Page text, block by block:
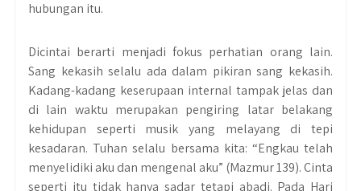
hubungan itu.
Dicintai berarti menjadi fokus perhatian orang lain.
Sang kekasih selalu ada dalam pikiran sang kekasih.
Kadang-kadang keserupaan internal tampak jelas dan
di lain waktu merupakan pengiring latar belakang
kehidupan seperti musik yang melayang di tepi
kesadaran. Tuhan selalu bersama kita: “Engkau telah
menyelidiki aku dan mengenal aku” (Mazmur 139). Cinta
seperti itu tidak hanya sadar tetapi abadi. Pada Hari